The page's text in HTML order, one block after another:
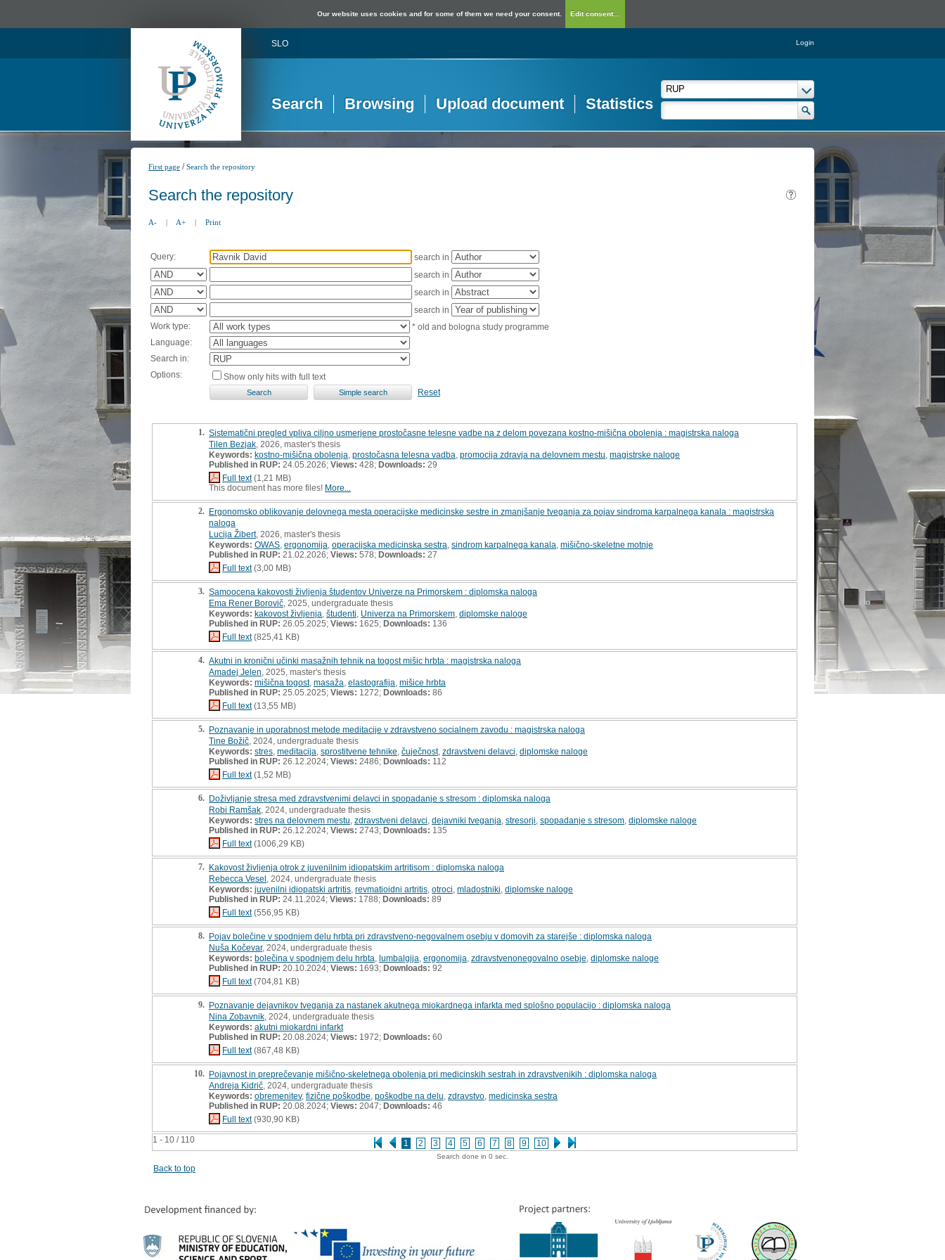
Our website uses cookies and for some of them we need your consent. Edit consent...
SLO Login
Search Browsing Upload document Statistics
First page /Search the repository
Search the repository
A- | A+ | Print
Query:
search in
search in
search in
search in
Work type:
* old and bologna study programme
Language:
Search in:
Options:
Show only hits with full text
Reset
1 - 10 / 110 1 2 3 4 5 6 7 8 9 10
1. Sistematični pregled vpliva ciljno usmerjene prostočasne telesne vadbe na z delom povezana kostno-mišična obolenja : magistrska naloga
Tilen Bezjak , 2026, master's thesis
Keywords: kostno-mišična obolenja prostočasna telesna vadba promocija zdravja na delovnem mestu magistrske naloge
Published in RUP: 24.05.2026; Views: 428; Downloads: 29
Full text(1,21 MB)
This document has more files! More...
2. Ergonomsko oblikovanje delovnega mesta operacijske medicinske sestre in zmanjšanje tveganja za pojav sindroma karpalnega kanala : magistrska
naloga
Lucija Žibert, 2026, master's thesis
Keywords: OWAS ergonomija operacijska medicinska sestra sindrom karpalnega kanala mišično-skeletne motnje
Published in RUP: 21.02.2026; Views: 578; Downloads: 27
Full text(3,00 MB)
3. Samoocena kakovosti življenja študentov Univerze na Primorskem : diplomska naloga
Ema Rener Borovič , 2025, undergraduate thesis
Keywords: kakovost življenja študenti Univerza na Primorskem diplomske naloge
Published in RUP: 26.05.2025; Views: 1625; Downloads: 136
Full text(825,41 KB)
4. Akutni in kronični učinki masažnih tehnik na togost mišic hrbta : magistrska naloga
Amadej Jelen , 2025, master's thesis
Keywords: mišična togost, masaža elastografija mišice hrbta
Published in RUP: 25.05.2025; Views: 1272; Downloads: 86
Full text(13,55 MB)
5. Poznavanje in uporabnost metode meditacije v zdravstveno socialnem zavodu : magistrska naloga
Tine Božič , 2024, undergraduate thesis
Keywords: stres meditacija sprostitvene tehnike čuječnost, zdravstveni delavci diplomske naloge
Published in RUP: 26.12.2024; Views: 2486; Downloads: 112
Full text(1,52 MB)
6. Doživljanje stresa med zdravstvenimi delavci in spopadanje s stresom : diplomska naloga
Robi Ramšak , 2024, undergraduate thesis
Keywords: stres na delovnem mestu zdravstveni delavci dejavniki tveganja stresorji spopadanje s stresom diplomske naloge
Published in RUP: 26.12.2024; Views: 2743; Downloads: 135
Full text(1006,29 KB)
7. Kakovost življenja otrok z juvenilnim idiopatskim artritisom : diplomska naloga
Rebecca Vesel , 2024, undergraduate thesis
Keywords: juvenilni idiopatski artritis revmatioidni artritis otroci mladostniki diplomske naloge
Published in RUP: 24.11.2024; Views: 1788; Downloads: 89
Full text(556,95 KB)
8. Pojav bolečine v spodnjem delu hrbta pri zdravstveno-negovalnem osebju v domovih za starejše : diplomska naloga
Nuša Kočevar, 2024, undergraduate thesis
Keywords: bolečina v spodnjem delu hrbta lumbalgija ergonomija zdravstvenonegovalno osebje diplomske naloge
Published in RUP: 20.10.2024; Views: 1693; Downloads: 92
Full text(704,81 KB)
9. Poznavanje dejavnikov tveganja za nastanek akutnega miokardnega infarkta med splošno populacijo : diplomska naloga
Nina Zobavnik , 2024, undergraduate thesis
Keywords: akutni miokardni infarkt
Published in RUP: 20.08.2024; Views: 1972; Downloads: 60
Full text(867,48 KB)
10. Pojavnost in preprečevanje mišično-skeletnega obolenja pri medicinskih sestrah in zdravstvenikih : diplomska naloga
Andreja Kidrič , 2024, undergraduate thesis
Keywords: obremenitev, fizične poškodbe poškodbe na delu zdravstvo medicinska sestra
Published in RUP: 20.08.2024; Views: 2047; Downloads: 46
Full text(930,90 KB)
Search done in 0 sec.
Back to top